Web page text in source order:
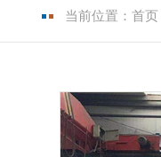
当前位置： 首页